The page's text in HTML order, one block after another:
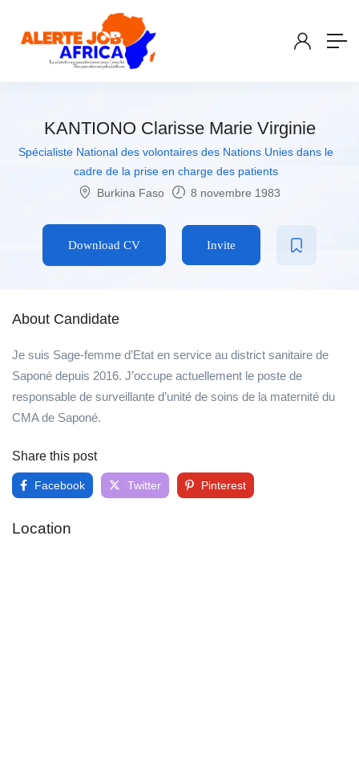
KANTIONO Clarisse Marie Virginie
Spécialiste National des volontaires des Nations Unies dans le
cadre de la prise en charge des patients
Burkina Faso
8 novembre 1983
Download CV Invite
About Candidate
Je suis Sage-femme d’Etat en service au district sanitaire de
Saponé depuis 2016. J’occupe actuellement le poste de
responsable de surveillante d’unité de soins de la maternité du
CMA de Saponé.
Share this post
Facebook Twitter Pinterest
Location